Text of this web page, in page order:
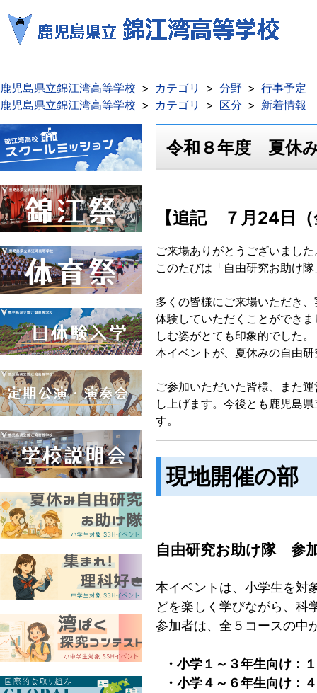
鹿児島県立錦江湾高等学校 カテゴリ 分野
行事予定
鹿児島県立錦江湾高等学校
カテゴリ 区分 新着情報
令和８年度 夏休
【追記 ７月24日（
ご来場ありがとうございました
このたびは「自由研究お助け
多くの皆様にご来場いただき
体験していただくことができ
しむ姿がとても印象的でした。
本イベントが、夏休みの自由
ご参加いただいた皆様、また
し上げます。今後とも鹿児島
す。
現地開催の部
自由研究お助け隊 参
本イベントは、小学生を対
どを楽しく学びながら、科
参加者は、全５コースの中
・小学１～３年生向け：
・小学４～６年生向け：